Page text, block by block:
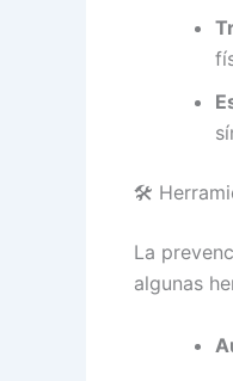
🛠️
La
algunas